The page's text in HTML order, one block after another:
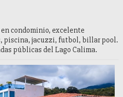
condominio, excelente
piscina, jacuzzi, futbol, billar pool.
públicas del Lago Calima.